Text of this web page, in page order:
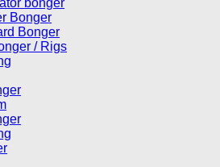
bonger
Bonger
Bonger
/ Rigs